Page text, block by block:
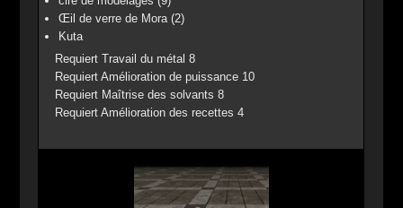
Œil de verre de Mora (2)
Kuta
Requiert Travail du métal 8
Requiert Amélioration de puissance 10
Requiert Maîtrise des solvants 8
Requiert Amélioration des recettes 4